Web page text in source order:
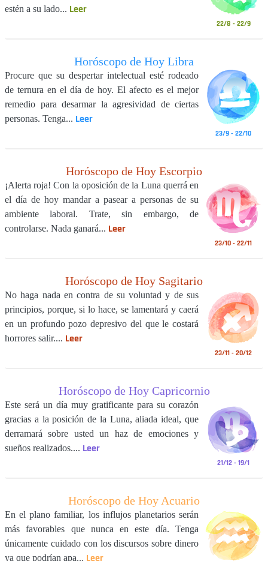
22/8 - 22/9
estén a su lado... Leer
Horóscopo de Hoy Libra
23/9 - 22/10
Procure que su despertar intelectual esté rodeado
de ternura en el día de hoy. El afecto es el mejor
remedio para desarmar la agresividad de ciertas
personas. Tenga... Leer
Horóscopo de Hoy Escorpio
23/10 - 22/11
¡Alerta roja! Con la oposición de la Luna querrá en
el día de hoy mandar a pasear a personas de su
ambiente laboral. Trate, sin embargo, de
controlarse. Nada ganará... Leer
Horóscopo de Hoy Sagitario
23/11 - 20/12
No haga nada en contra de su voluntad y de sus
principios, porque, si lo hace, se lamentará y caerá
en un profundo pozo depresivo del que le costará
horrores salir.... Leer
Horóscopo de Hoy Capricornio
21/12 - 19/1
Este será un día muy gratificante para su corazón
gracias a la posición de la Luna, aliada ideal, que
derramará sobre usted un haz de emociones y
sueños realizados.... Leer
Horóscopo de Hoy Acuario
En el plano familiar, los influjos planetarios serán
más favorables que nunca en este día. Tenga
únicamente cuidado con los discursos sobre dinero
ya que podrían apa... Leer